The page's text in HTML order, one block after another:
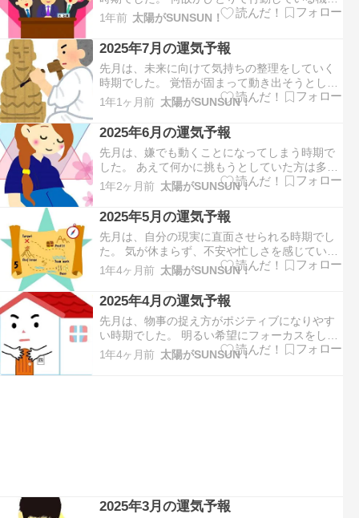
が多かったのではないでしょうか。 先に進むた
めに心の葛藤を消化しようとしていたと思いま
す。今月は、成功、繁栄、活力などを示す８の
運気となります。強引なほどにポジティブシン
キングになっていきます…
1年前 太陽がSUNSUN！
2025年7月の運気予報
先月は、未来に向けて気持ちの整理をしていく
時期でした。 覚悟が固まって動き出そうとして
いた方は多いのではないでしょうか。 同時に不
安が入り混じった複雑な気持ちもあったと思い
ます。今月は、変革、探求、直感などを示す７
の運気となります。 何故かひとりになって、思
いにふける時間が増え…
1年1ヶ月前 太陽がSUNSUN！
2025年6月の運気予報
先月は、嫌でも動くことになってしまう時期で
した。 あえて何かに挑もうとしていた方は多い
のではないでしょうか。 何故か積極的になって
いる自分に不思議とワクワクしていたと思いま
す。今月は、調和、美、無条件の愛などを示す
６の運気となります。 周りの人や環境に対する
愛情がどんどん大きく…
1年2ヶ月前 太陽がSUNSUN！
2025年5月の運気予報
先月は、自分の現実に直面させられる時期でし
た。 気が休まらず、不安や忙しさを感じていた
方は多いのではないでしょうか。 早く落ち着き
たい、ゆっくり過ごしたいと感じていたと思い
ます。今月は、変化、挑戦、自由などを示す５
の運気となります。 自分の目で確かめるため
に、積極的に行動を起こ…
1年4ヶ月前 太陽がSUNSUN！
2025年4月の運気予報
先月は、物事の捉え方がポジティブになりやす
い時期でした。 明るい希望にフォーカスをしな
がら過ごしていた方は多いのではないでしょう
か。 辛く厳しい状況でも、何故か前向きな自分
1年4ヶ月前 太陽がSUNSUN！
2025年3月の運気予報